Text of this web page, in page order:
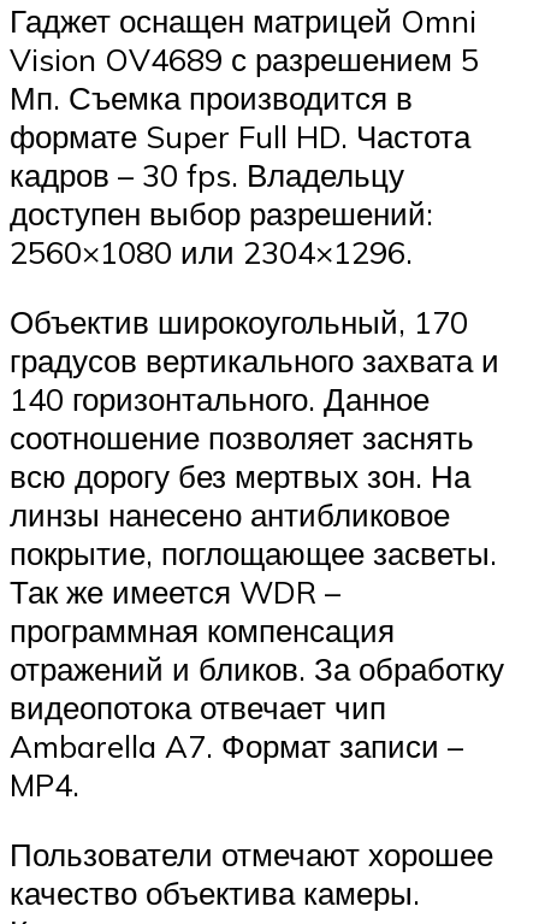
Гаджет оснащен матрицей Omni
Vision OV4689 с разрешением 5
Мп. Съемка производится в
формате Super Full HD. Частота
кадров – 30 fps. Владельцу
доступен выбор разрешений:
2560×1080 или 2304×1296.
Объектив широкоугольный, 170
градусов вертикального захвата и
140 горизонтального. Данное
соотношение позволяет заснять
всю дорогу без мертвых зон. На
линзы нанесено антибликовое
покрытие, поглощающее засветы.
Так же имеется WDR –
программная компенсация
отражений и бликов. За обработку
видеопотока отвечает чип
Ambarella A7. Формат записи –
MP4.
Пользователи отмечают хорошее
качество объектива камеры.